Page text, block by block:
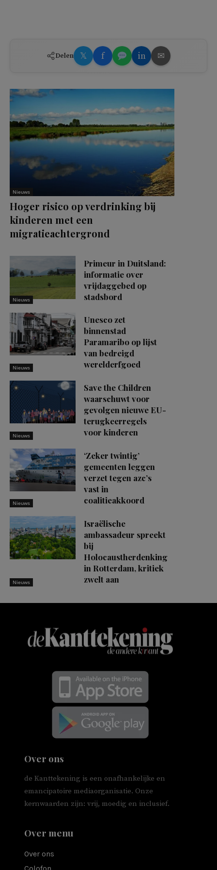
Delen 𝕏 f in ✉
Nieuws
Hoger risico op verdrinking bij
kinderen met een
migratieachtergrond
Nieuws
Primeur in Duitsland:
informatie over
vrijdaggebed op
stadsbord
Nieuws
Unesco zet
binnenstad
Paramaribo op lijst
van bedreigd
werelderfgoed
Nieuws
Save the Children
waarschuwt voor
gevolgen nieuwe EU-
terugkeerregels
voor kinderen
Nieuws
‘Zeker twintig’
gemeenten leggen
verzet tegen azc’s
vast in
coalitieakkoord
Nieuws
Israëlische
ambassadeur spreekt
bij
Holocaustherdenking
in Rotterdam, kritiek
zwelt aan
Over ons
de Kanttekening is een onafhankelijke en
emancipatoire mediaorganisatie. Onze
kernwaarden zijn: vrij, moedig en inclusief.
Over menu
Over ons